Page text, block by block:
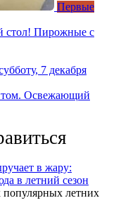
Первые
стол! Пирожные с
7 декабря
Освежающий
в жару:
в летний сезон
летних